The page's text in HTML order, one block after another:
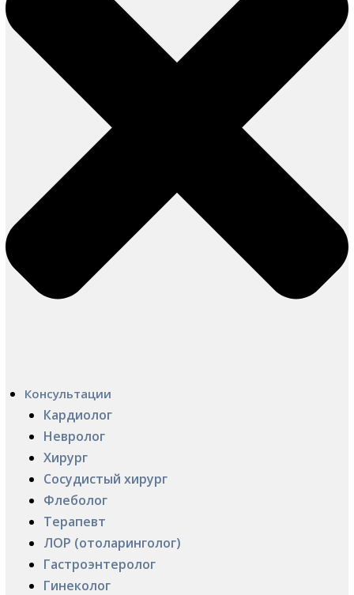
Консультации
Кардиолог
Невролог
Хирург
Сосудистый хирург
Флеболог
Терапевт
ЛОР (отоларинголог)
Гастроэнтеролог
Гинеколог